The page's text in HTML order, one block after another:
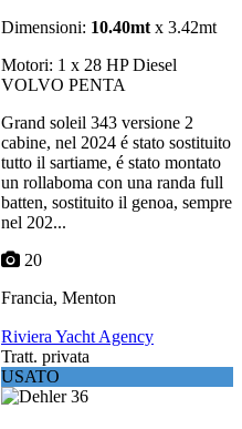
Dimensioni: 10.40mt x 3.42mt
Motori: 1 x 28 HP Diesel
VOLVO PENTA
Grand soleil 343 versione 2
cabine, nel 2024 é stato sostituito
tutto il sartiame, é stato montato
un rollaboma con una randa full
batten, sostituito il genoa, sempre
nel 202...
20
Francia, Menton
Riviera Yacht Agency
Tratt. privata
USATO